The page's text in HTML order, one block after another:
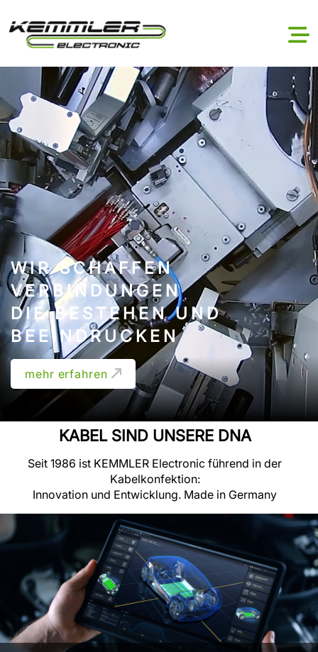
WIR SCHAFFEN
VERBINDUNGEN
DIE BESTEHEN UND
BEEINDRUCKEN
mehr erfahren
KABEL SIND UNSERE DNA
Seit 1986 ist KEMMLER Electronic führend in der
Kabelkonfektion:
Innovation und Entwicklung. Made in Germany